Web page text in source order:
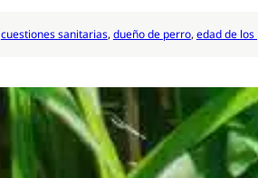
cuestiones sanitarias, dueño de perro, edad de